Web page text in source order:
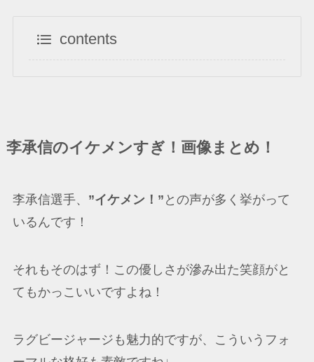
contents
李承信のイケメンすぎ！画像まとめ！
李承信選手、 ”イケメン！” との声が多く挙がって
いるんです！
それもそのはず！この優しさが滲み出た笑顔がと
てもかっこいいですよね！
ラグビージャージも魅力的ですが、こういうフォ